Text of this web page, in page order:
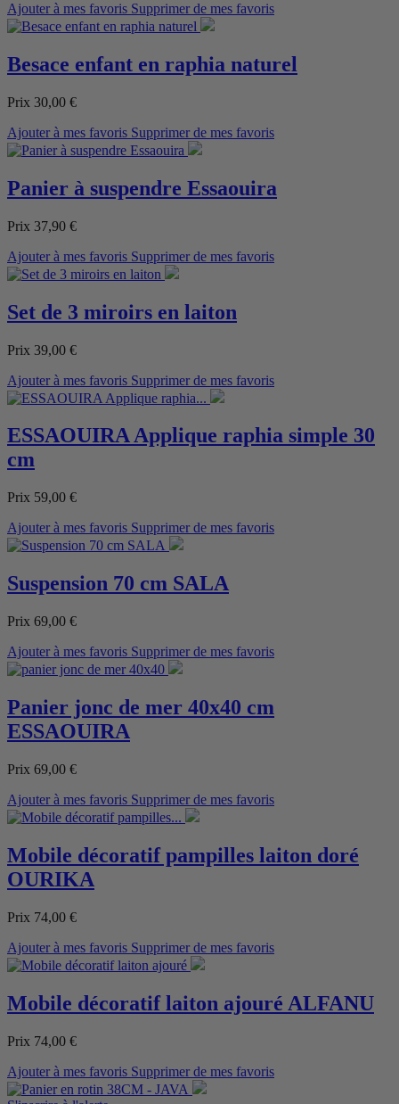
Ajouter à mes favoris Supprimer de mes favoris
Besace enfant en raphia naturel
Prix 30,00 €
Ajouter à mes favoris Supprimer de mes favoris
Panier à suspendre Essaouira
Prix 37,90 €
Ajouter à mes favoris Supprimer de mes favoris
Set de 3 miroirs en laiton
Prix 39,00 €
Ajouter à mes favoris Supprimer de mes favoris
ESSAOUIRA Applique raphia simple 30
cm
Prix 59,00 €
Ajouter à mes favoris Supprimer de mes favoris
Suspension 70 cm SALA
Prix 69,00 €
Ajouter à mes favoris Supprimer de mes favoris
Panier jonc de mer 40x40 cm
ESSAOUIRA
Prix 69,00 €
Ajouter à mes favoris Supprimer de mes favoris
Mobile décoratif pampilles laiton doré
OURIKA
Prix 74,00 €
Ajouter à mes favoris Supprimer de mes favoris
Mobile décoratif laiton ajouré ALFANU
Prix 74,00 €
Ajouter à mes favoris Supprimer de mes favoris